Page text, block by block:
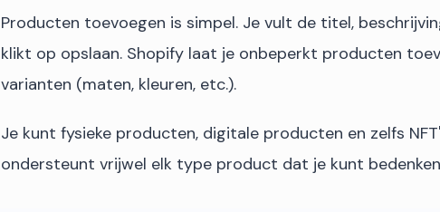
Producten toevoegen is simpel. Je vult de titel,
klikt op opslaan. Shopify laat je onbeperkt producten
varianten (maten, kleuren, etc.).
Je kunt fysieke producten, digitale producten en zelfs
ondersteunt vrijwel elk type product dat je kunt